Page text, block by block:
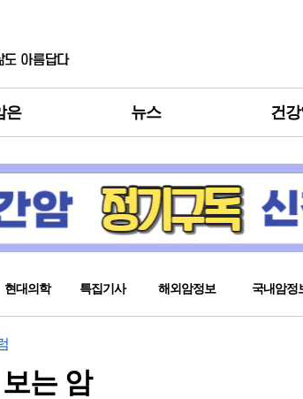
은 뉴스 건
현대의학 특집기사 해외암정보 국내암정
는 암